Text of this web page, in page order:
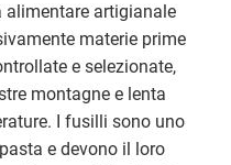
artigianale
materie prime
e selezionate,
montagne e lenta
I fusilli sono uno
e devono il loro